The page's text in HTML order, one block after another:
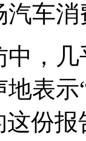
车
，
表
份